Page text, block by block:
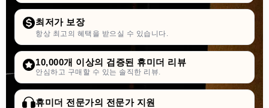
최저가 보장
항상 최고의 혜택을 받으실 수 있습니다.
10,000개 이상의 검증된 휴미더 리뷰
안심하고 구매할 수 있는 솔직한 리뷰.
휴미더 전문가의 전문가 지원